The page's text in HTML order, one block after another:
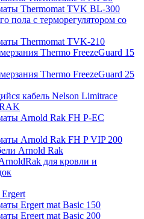
Thermomat TVK BL-300
пола с терморегулятором со
Thermomat TVK-210
Thermo FreezeGuard 15
Thermo FreezeGuard 25
кабель Nelson Limitrace
Arnold Rak FH P-EC
Arnold Rak FH P VIP 200
Arnold Rak
для кровли и
Ergert mat Basic 150
Ergert mat Basic 200